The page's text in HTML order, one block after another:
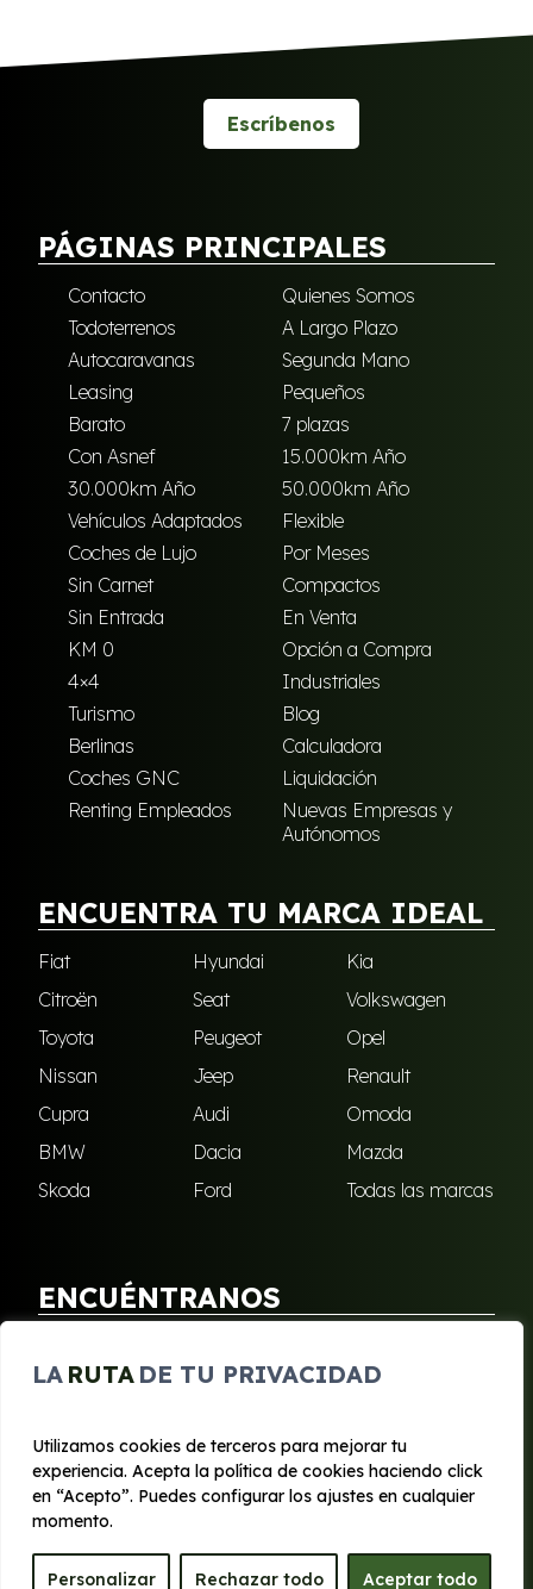
LA RUTA DE TU PRIVACIDAD
Utilizamos cookies de terceros para mejorar tu
experiencia. Acepta la política de cookies haciendo click
en “Acepto”. Puedes configurar los ajustes en cualquier
momento.
Personalizar Rechazar todo Aceptar todo
Escríbenos
PÁGINAS PRINCIPALES
Contacto
Quienes Somos
Todoterrenos
A Largo Plazo
Autocaravanas
Segunda Mano
Leasing
Pequeños
Barato
7 plazas
Con Asnef
15.000km Año
30.000km Año
50.000km Año
Vehículos Adaptados
Flexible
Coches de Lujo
Por Meses
Sin Carnet
Compactos
Sin Entrada
En Venta
KM 0
Opción a Compra
4×4
Industriales
Turismo
Blog
Berlinas
Calculadora
Coches GNC
Liquidación
Renting Empleados
Nuevas Empresas y
Autónomos
ENCUENTRA TU MARCA IDEAL
Fiat Hyundai
Kia
Citroën
Seat
Volkswagen
Toyota
Peugeot
Opel
Nissan
Jeep
Renault
Cupra
Audi
Omoda
BMW
Dacia
Mazda
Skoda
Ford Todas las marcas
ENCUÉNTRANOS
Sangonera Verde
Santa Cruz
© 2020 - 2026 Segura Renting
Aviso legal y Privacidad